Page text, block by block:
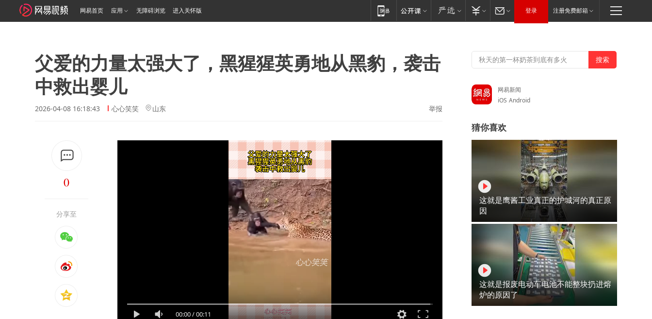
网易首页 应用 无障碍浏览 进入关怀版 登录 注册免费邮箱
父爱的力量太强大了，黑猩猩英勇地从黑豹，袭击
中救出婴儿
2026-04-08 16:18:43 心心笑笑 山东 举报
0
分享至
00:00/00:11
网易新闻
iOS Android
猜你喜欢
这就是鹰酱工业真正的护城河的真正原
因
这就是报废电动车电池不能整块扔进熔
炉的原因了